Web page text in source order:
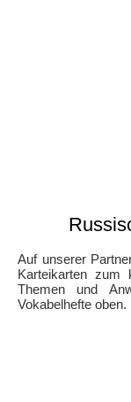
Auf unserer
Karteikarten zum
Themen und
Vokabelhefte oben.